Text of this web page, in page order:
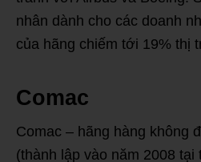
nhân dành cho các doanh
của hãng chiếm tới 19% thị
Comac
Comac – hãng hàng không
(thành lập vào năm 2008